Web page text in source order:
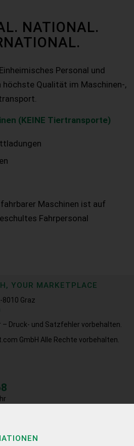
NATIONAL.
Personal und
höchste Qualität im Maschinen-,
(KEINE Tiertransporte)
Maschinen ist auf
Fahrpersonal
YOUR MARKETPLACE
Graz
– Druck- und Satzfehler vorbehalten.
GmbH Alle Rechte vorbehalten.